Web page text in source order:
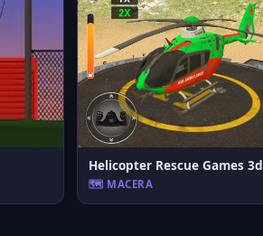
Helicopter Rescue Games 3d
🗺️ MACERA